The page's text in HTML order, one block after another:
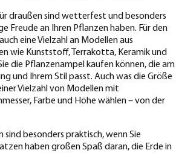
draußen sind wetterfest und besonders
Freude an Ihren Pflanzen haben. Für den
eine Vielzahl an Modellen aus
wie Kunststoff, Terrakotta, Keramik und
die Pflanzenampel kaufen können, die am
und Ihrem Stil passt. Auch was die Größe
Vielzahl von Modellen mit
Farbe und Höhe wählen – von der
sind besonders praktisch, wenn Sie
haben großen Spaß daran, die Erde in